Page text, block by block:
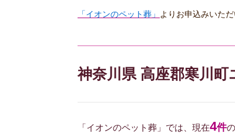
「イオンのペット葬」 よりお申込みいただ
神奈川県 高座郡寒川町
「イオンのペット葬」では、現在4件